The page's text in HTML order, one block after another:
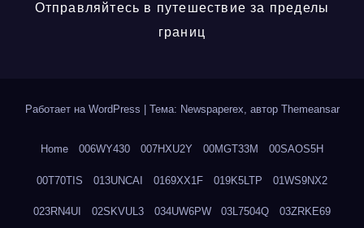
Отправляйтесь в путешествие за пределы
границ
Работает на WordPress Тема: Newspaperex, автор Themeansar
Home 006WY430 007HXU2Y 00MGT33M 00SAOS5H
00T70TIS 013UNCAI 0169XX1F 019K5LTP 01WS9NX2
023RN4UI 02SKVUL3 034UW6PW 03L7504Q 03ZRKE69